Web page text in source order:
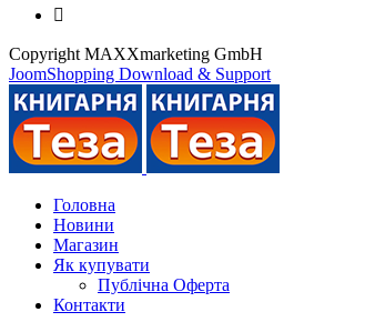
Copyright MAXXmarketing GmbH
JoomShopping Download & Support
Головна
Новини
Магазин
Як купувати
Публічна Оферта
Контакти